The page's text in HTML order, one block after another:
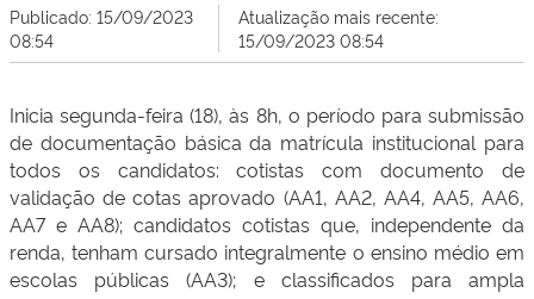
Publicado: 15/09/2023
08:54
Atualização mais recente:
15/09/2023 08:54
Inicia segunda-feira (18), às 8h, o período para submissão
de documentação básica da matrícula institucional para
todos os candidatos: cotistas com documento de
validação de cotas aprovado (AA1, AA2, AA4, AA5, AA6,
AA7 e AA8); candidatos cotistas que, independente da
renda, tenham cursado integralmente o ensino médio em
escolas públicas (AA3); e classificados para ampla